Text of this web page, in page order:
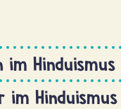
Hinduismus
im Hinduismus